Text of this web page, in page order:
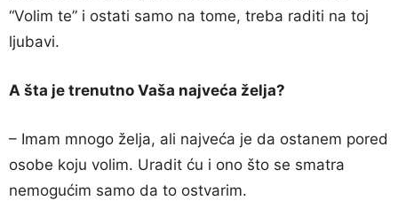
“Volim te” i ostati samo na tome, treba raditi na toj
ljubavi.
A šta je trenutno Vaša najveća želja?
– Imam mnogo želja, ali najveća je da ostanem pored
osobe koju volim. Uradit ću i ono što se smatra
nemogućim samo da to ostvarim.